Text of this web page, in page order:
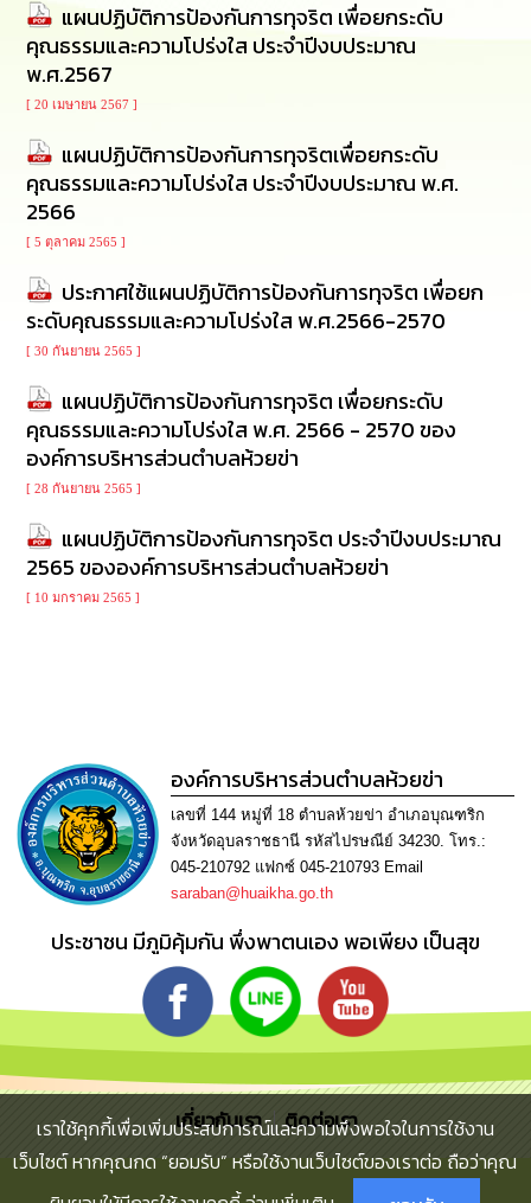
การ
เงิน
การ
คลัง
นโยบาย
No
Gift
Policy
การ
ดำเนิน
การ
เพื่อ
การ
ทุจริต
มาตรการ
ส่ง
เสริม
คุณธรรม
และ
ความ
โปร่งใส
e-
Service
กิจการ
สภา
ท้อง
ของ
การ
จัดการ
แผนปฏิบัติการป้องกันการทุจริต เพื่อยกระดับ
คุณธรรมและความโปร่งใส ประจำปีงบประมาณ
พ.ศ.2567
[ 20 เมษายน 2567 ]
แผนปฏิบัติการป้องกันการทุจริตเพื่อยกระดับ
คุณธรรมและความโปร่งใส ประจำปีงบประมาณ พ.ศ.
2566
[ 5 ตุลาคม 2565 ]
ประกาศใช้แผนปฏิบัติการป้องกันการทุจริต เพื่อยก
ระดับคุณธรรมและความโปร่งใส พ.ศ.2566-2570
[ 30 กันยายน 2565 ]
แผนปฏิบัติการป้องกันการทุจริต เพื่อยกระดับ
คุณธรรมและความโปร่งใส พ.ศ. 2566 - 2570 ของ
องค์การบริหารส่วนตำบลห้วยข่า
[ 28 กันยายน 2565 ]
แผนปฏิบัติการป้องกันการทุจริต ประจำปีงบประมาณ
2565 ขององค์การบริหารส่วนตำบลห้วยข่า
[ 10 มกราคม 2565 ]
องค์การบริหารส่วนตำบลห้วยข่า
เลขที่ 144 หมู่ที่ 18 ตำบลห้วยข่า อำเภอบุณฑริก
จังหวัดอุบลราชธานี รหัสไปรษณีย์ 34230. โทร.:
045-210792 แฟกซ์ 045-210793 Email
saraban@huaikha.go.th
ประชาชน มีภูมิคุ้มกัน พึ่งพาตนเอง พอเพียง เป็นสุข
เกี่ยวกับเรา ติดต่อเรา
เราใช้คุกกี้เพื่อเพิ่มประสบการณ์และความพึงพอใจในการใช้งาน
เว็บไซต์ หากคุณกด “ยอมรับ” หรือใช้งานเว็บไซต์ของเราต่อ ถือว่าคุณ